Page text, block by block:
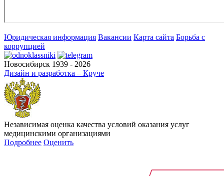
Юридическая информация Вакансии Карта сайта Борьба с
коррупцией
Новосибирск 1939 - 2026
Дизайн и разработка – Круче
Независимая оценка качества условий оказания услуг
медицинскими организациями
Подробнее Оценить